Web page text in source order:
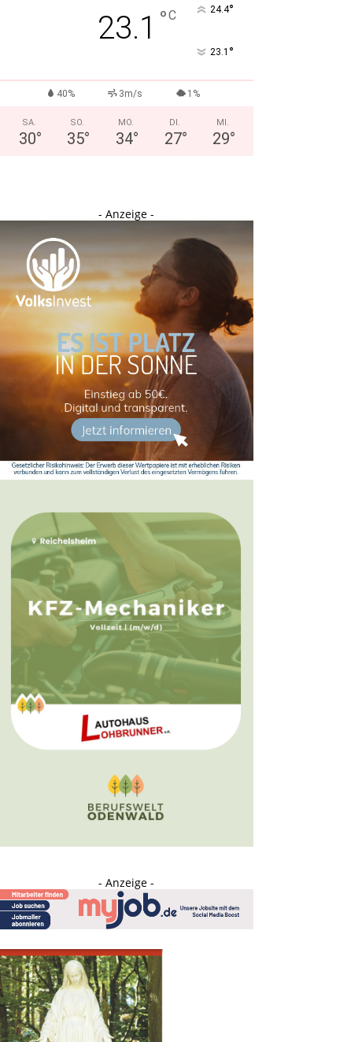
23.1 °C 24.4°
23.1 °
40% 3m/s 1%
SA.
30°
SO.
35°
MO.
34°
DI.
27°
MI.
29°
- Anzeige -
- Anzeige -